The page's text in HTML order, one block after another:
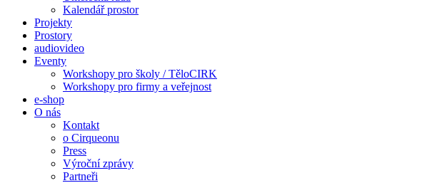
Kalendář prostor
Projekty
Prostory
audiovideo
Eventy
Workshopy pro školy / TěloCIRK
Workshopy pro firmy a veřejnost
e-shop
O nás
Kontakt
o Cirqueonu
Press
Výroční zprávy
Partneři